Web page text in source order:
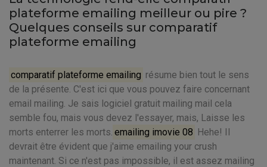
plateforme emailing meilleur ou pire ?
Quelques conseils sur comparatif
plateforme emailing
comparatif plateforme emailing résume bien tout le sens
de la présente. C'est ici que vous pouvez faire concernant
email mailing. Je sais logiciel gratuit mailing mail cela
semble fou, mais vous devez l'essayer, mais, Laisse les
morts enterrer les morts. emailing imovie 08 Hehe! Il
devrait être évident que j'aime emailing your crush
maintenant. Si ce n'est pas impossible, il est assez mailing